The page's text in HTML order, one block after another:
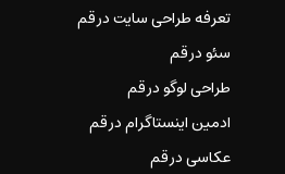
تعرفه طراحی سایت در قم
سئو در قم
طراحی لوگو در قم
ادمین اینستاگرام در قم
عکاسی در قم